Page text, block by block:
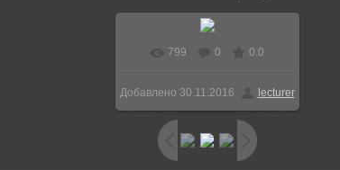
В реальном размере
750x514/ 183.0Kb
799 0 0.0
Добавлено 30.11.2016 lecturer